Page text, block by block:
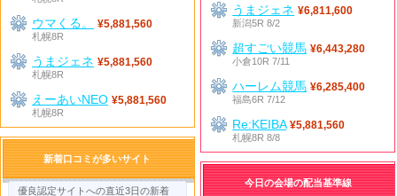
ウマくる。
¥5,881,560
札幌8R
うまジェネ ¥5,881,560
札幌8R
えーあいNEO ¥5,881,560
札幌8R
うまジェネ ¥6,811,600
新潟5R 8/2
超すごい競馬 ¥6,443,280
小倉10R 7/11
ハーレム競馬 ¥6,285,400
福島6R 7/12
Re:KEIBA ¥5,881,560
札幌8R 8/8
新着口コミが多いサイト
優良認定サイトへの直近3日の新着
今日の会場の配当基準線